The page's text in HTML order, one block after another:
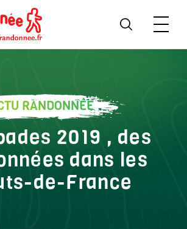
RANDONNÉE
2019 , des
dans les
de-France